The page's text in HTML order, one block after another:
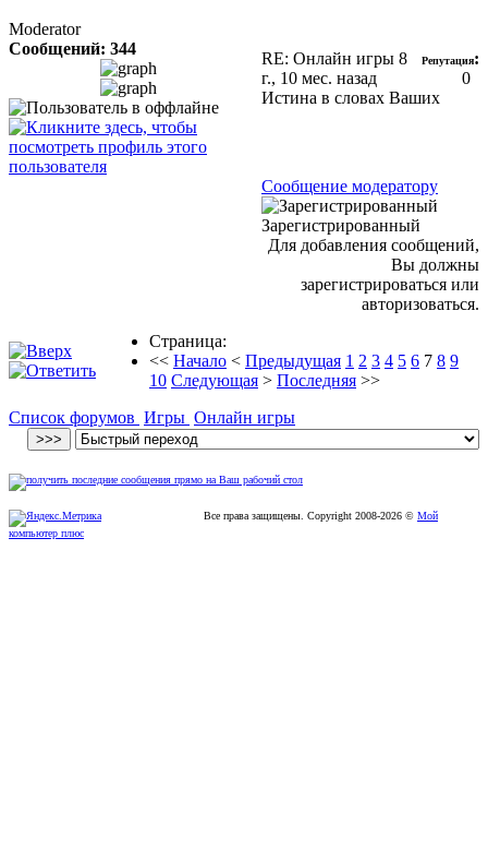
Moderator
Сообщений: 344
RE: Онлайн игры 8
г., 10 мес. назад
Репутация:
0
Истина в словах Ваших
Сообщение модератору
Зарегистрированный
Для добавления сообщений,
Вы должны
зарегистрироваться или
авторизоваться.
Страница:
<< Начало < Предыдущая 1 2 3 4 5 6 7 8 9
10 Следующая > Последняя >>
Список форумов Игры Онлайн игры
Все права защищены. Copyright 2008-2026 © Мой
компьютер плюс